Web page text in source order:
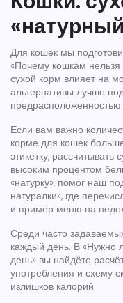
Для кошек мы
«Почему кошкам нельзя
сухой корм влияет на
альтернативы лучше
Если вам важно
корме для кошек
этикетку,
высоким процентом
«натурку», помог наш
натуралки», где
и пример меню на
Среди часто
каждый день. В «Нужно
день» вы найдёте
употребления и схему
излишков калорий.